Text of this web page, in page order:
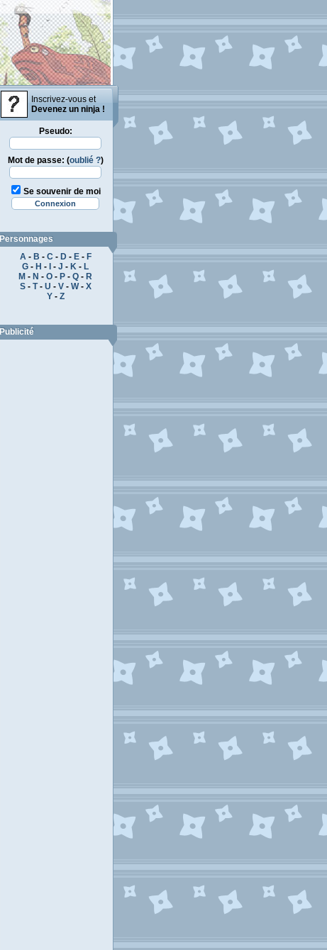
Inscrivez-vous et
Devenez un ninja !
Pseudo:
Mot de passe: (oublié ?)
Se souvenir de moi
Personnages
A- B - C - D- E- F
G - H - - J - K - L
M - N - O - P - Q - R
S- T- U - V- W- X
Y- Z
Publicité